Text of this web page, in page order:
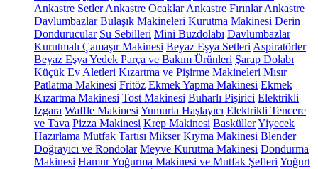
Ankastre Setler Ankastre Ocaklar Ankastre Fırınlar Ankastre
Davlumbazlar Bulaşık Makineleri Kurutma Makinesi Derin
Dondurucular Su Sebilleri Mini Buzdolabı Davlumbazlar
Kurutmalı Çamaşır Makinesi Beyaz Eşya Setleri Aspiratörler
Beyaz Eşya Yedek Parça ve Bakım Ürünleri Şarap Dolabı
Küçük Ev Aletleri Kızartma ve Pişirme Makineleri Mısır
Patlatma Makinesi Fritöz Ekmek Yapma Makinesi Ekmek
Kızartma Makinesi Tost Makinesi Buharlı Pişirici Elektrikli
Izgara Waffle Makinesi Yumurta Haşlayıcı Elektrikli Tencere
ve Tava Pizza Makinesi Krep Makinesi BasküllerYiyecek
Hazırlama Mutfak Tartısı Mikser Kıyma Makinesi Blender
Doğrayıcı ve Rondolar Meyve Kurutma Makinesi Dondurma
Makinesi Hamur Yoğurma Makinesi ve Mutfak Şefleri Yoğurt